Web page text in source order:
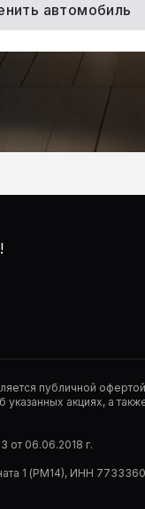
автомобиль
публичной
акциях, а
от 06.06.2018 г.
1 (РМ14), ИНН